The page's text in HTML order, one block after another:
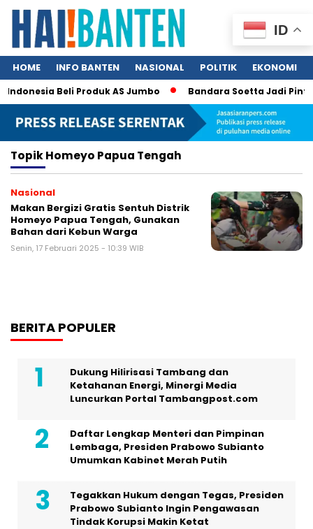
HOME INFO BANTEN NASIONAL POLITIK EKONOMI
Beli Produk AS Jumbo Bandara Soetta Jadi Pintu
TopikHomeyo Papua Tengah
Nasional
Makan Bergizi Gratis Sentuh Distrik
Homeyo Papua Tengah, Gunakan
Bahan dari Kebun Warga
Senin, 17 Februari 2025 - 10:39 WIB
BERITA POPULER
Dukung Hilirisasi Tambang dan
Ketahanan Energi, Minergi Media
Luncurkan Portal Tambangpost.com
Daftar Lengkap Menteri dan Pimpinan
Lembaga, Presiden Prabowo Subianto
Umumkan Kabinet Merah Putih
Tegakkan Hukum dengan Tegas, Presiden
Prabowo Subianto Ingin Pengawasan
Tindak Korupsi Makin Ketat
ID